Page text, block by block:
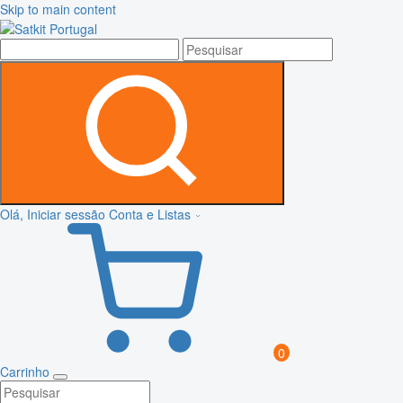
Skip to main content
Olá, Iniciar sessão Conta e Listas
0
Carrinho